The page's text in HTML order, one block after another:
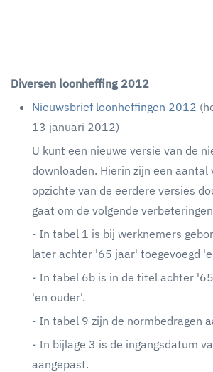
Diversen loonheffing 2012
Nieuwsbrief loonheffingen 2012
13 januari 2012)
U kunt een nieuwe versie van de
downloaden. Hierin zijn een
opzichte van de eerdere versies
gaat om de volgende
- In tabel 1 is bij werknemers
later achter '65 jaar' toegevoegd
- In tabel 6b is in de titel achter
'en ouder'.
- In tabel 9 zijn de normbedragen
- In bijlage 3 is de ingangsdatum
aangepast.